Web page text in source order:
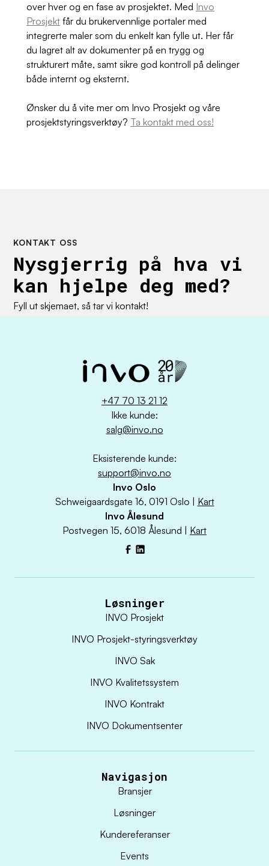
over hver og en fase av prosjektet. Med Invo
Prosjekt får du brukervennlige portaler med
integrerte maler som du enkelt kan fylle ut. Her får
du lagret alt av dokumenter på en trygg og
strukturert måte, samt sikre god kontroll på delinger
både internt og eksternt.
Ønsker du å vite mer om Invo Prosjekt og våre
prosjektstyringsverktøy? Ta kontakt med oss!
KONTAKT OSS
Nysgjerrig på hva vi
kan hjelpe deg med?
Fyll ut skjemaet, så tar vi kontakt!
+47 70 13 21 12
Ikke kunde:
salg@invo.no
Eksisterende kunde:
support@invo.no
Invo Oslo
Schweigaardsgate 16, 0191 Oslo | Kart
Invo Ålesund
Postvegen 15, 6018 Ålesund | Kart
Facebook
LinkedIn
Løsninger
INVO Prosjekt
INVO Prosjekt-styringsverktøy
INVO Sak
INVO Kvalitetssystem
INVO Kontrakt
INVO Dokumentsenter
Navigasjon
Bransjer
Løsninger
Kundereferanser
Events